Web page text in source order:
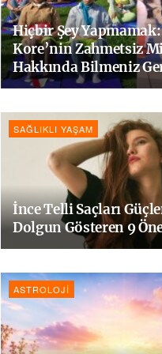
Hiçbir Şey
Kore’nin Zahmetsiz
Hakkında Bilmeniz
SAĞLIKLI YAŞAM
İnce Telli Saçları
Dolgun Gösteren 9
ASTROLOJI